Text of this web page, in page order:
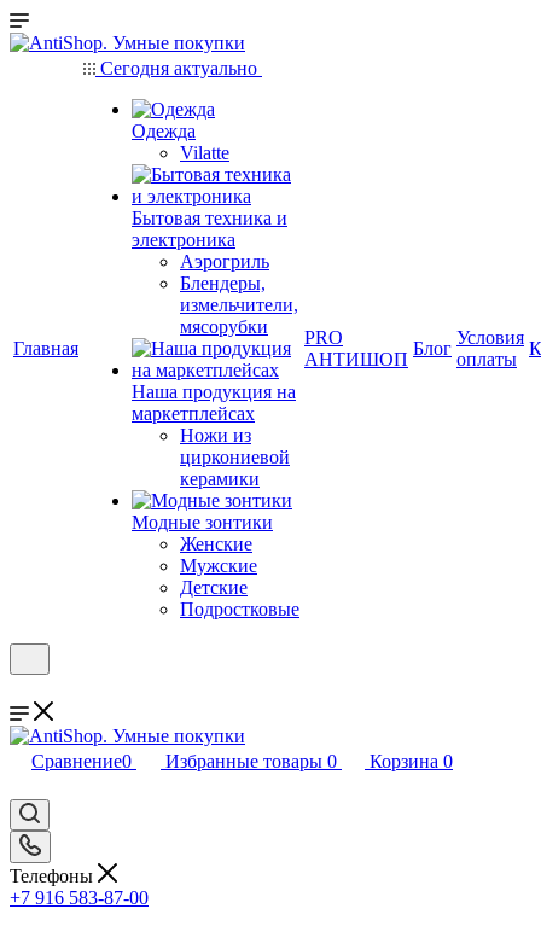
Главная
Сегодня актуально
Одежда
Vilatte
Бытовая техника и
электроника
Аэрогриль
Блендеры,
измельчители,
мясорубки
Наша продукция на
маркетплейсах
Ножи из
циркониевой
керамики
Модные зонтики
Женские
Мужские
Детские
Подростковые
PRO
АНТИШОП
Блог
Условия
оплаты
Сравнение0 Избранные товары 0 Корзина 0
Телефоны
+7 916 583-87-00